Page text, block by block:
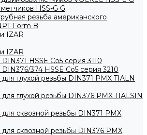
HSS-G G
резьба американского
Form B
IZAR
IZAR
HSSE Co5 серия 3110
374 HSSE Co5 серия 3210
глухой резьбы DIN371 PMX TIALN
глухой резьбы DIN376 PMX TIALSIN
сквозной резьбы DIN371 PMX
сквозной резьбы DIN376 PMX